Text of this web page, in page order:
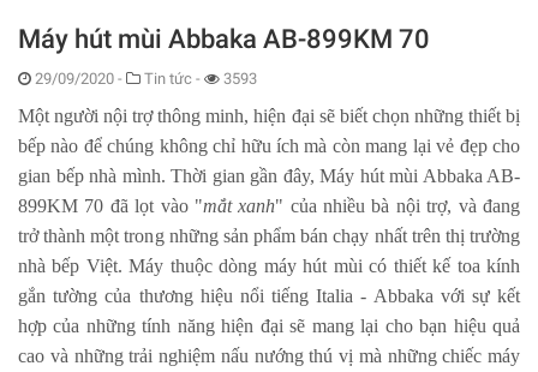
Máy hút mùi Abbaka AB-899KM 70
29/09/2020 - Tin tức - 3593
Một người nội trợ thông minh, hiện đại sẽ biết chọn những thiết bị
bếp nào để chúng không chỉ hữu ích mà còn mang lại vẻ đẹp cho
gian bếp nhà mình. Thời gian gần đây, Máy hút mùi Abbaka AB-
899KM 70 đã lọt vào "mắt xanh" của nhiều bà nội trợ, và đang
trở thành một trong những sản phẩm bán chạy nhất trên thị trường
nhà bếp Việt. Máy thuộc dòng máy hút mùi có thiết kế toa kính
gắn tường của thương hiệu nổi tiếng Italia - Abbaka với sự kết
hợp của những tính năng hiện đại sẽ mang lại cho bạn hiệu quả
cao và những trải nghiệm nấu nướng thú vị mà những chiếc máy